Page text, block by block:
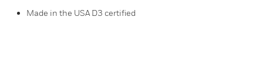
Made in the USA D3 certified